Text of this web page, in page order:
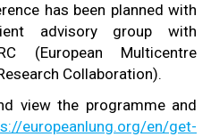
has been planned with
advisory group with
(European Multicentre
Collaboration).
view the programme and
europeanlung.org/en/get-